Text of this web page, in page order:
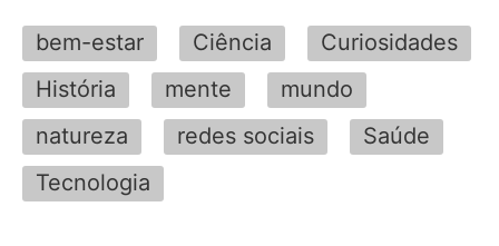
bem-estar Ciência
Curiosidades
História
mente
mundo
natureza
redes sociais
Saúde
Tecnologia